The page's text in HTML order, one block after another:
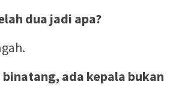
dua jadi apa?
ada kepala bukan